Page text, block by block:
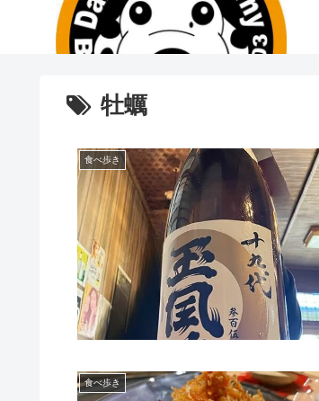
牡蠣
食べ歩き
食べ歩き